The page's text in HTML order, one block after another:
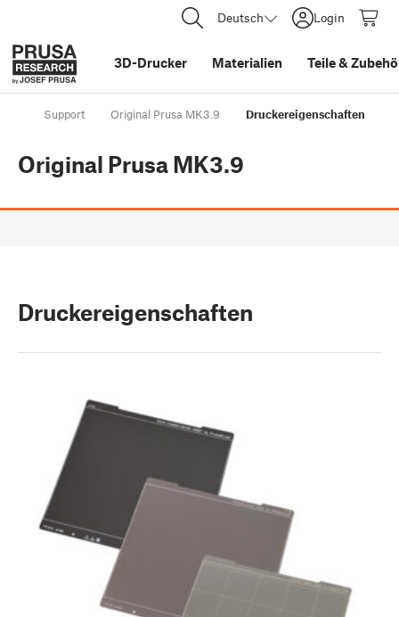
Deutsch Login
3D-Drucker Materialien Teile&
Support Original Prusa MK3.9 Druckereigenschaften
Original Prusa MK3.9
Druckereigenschaften